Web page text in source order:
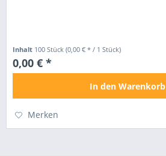
Inhalt 100 Stück(0,00 € * / 1 Stück)
0,00 € *
In den Warenkorb
Merken